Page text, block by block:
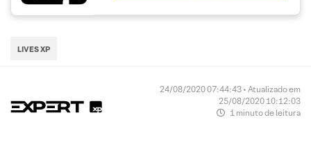
LIVES XP
24/08/2020 07:44:43 • Atualizado em
25/08/2020 10:12:03
1 minuto de leitura